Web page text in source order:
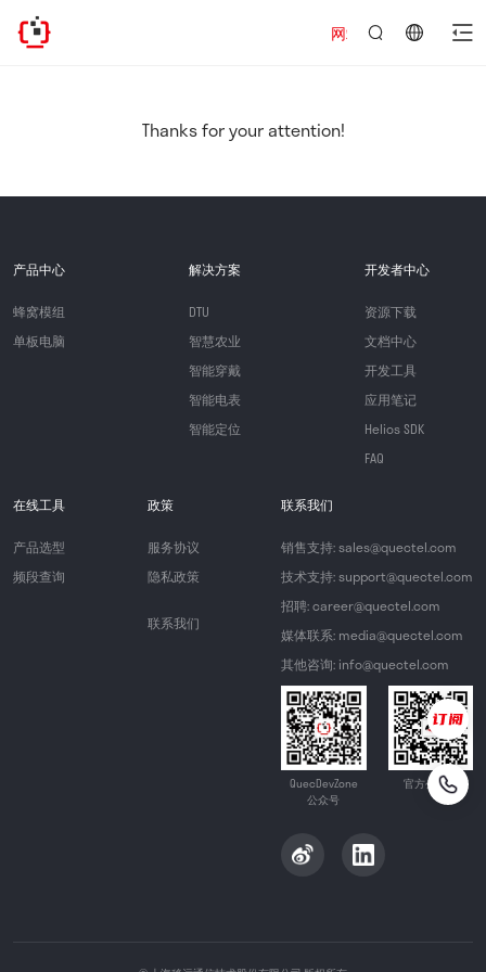
网站地址已迁移，欢
Thanks for your attention!
产品中心
蜂窝模组
单板电脑
解决方案
DTU
智慧农业
智能穿戴
智能电表
智能定位
开发者中心
资源下载
文档中心
开发工具
应用笔记
Helios SDK
FAQ
在线工具
产品选型
频段查询
政策
服务协议
隐私政策
联系我们
联系我们
销售支持: sales@quectel.com
技术支持: support@quectel.com
招聘: career@quectel.com
媒体联系: media@quectel.com
其他咨询: info@quectel.com
QuecDevZone
公众号
官方公众号